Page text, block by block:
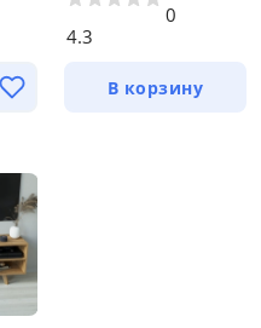
4.3
0
В корзину